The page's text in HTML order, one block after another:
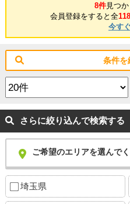
8件見つか
会員登録をすると全
今す
条件を
さらに絞り込んで検索する
ご希望のエリアを選んで
埼玉県